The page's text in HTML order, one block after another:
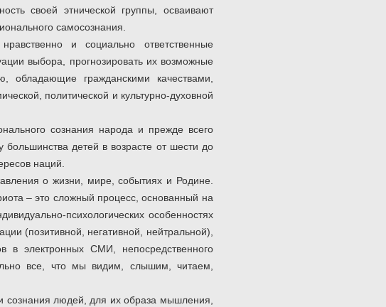
своей этнической группы, осваивают
самосознания.
и социально ответственные
выбора, прогнозировать их возможные
обладающие гражданскими качествами,
политической и культурно-духовной
сознания народа и прежде всего
большинства детей в возрасте от шести до
наций.
о жизни, мире, событиях и Родине.
– это сложный процесс, основанный на
психологических особенностях
(позитивной, негативной, нейтральной),
в электронных СМИ, непосредственного
все, что мы видим, слышим, читаем,
сознания людей, для их образа мышления,